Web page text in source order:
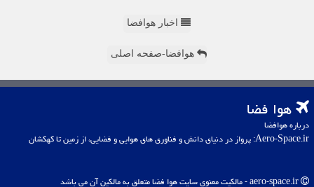
اخبار هوافضا
هوافضا-صفحه اصلی
هوا فضا
درباره هوافضا
Aero-Space.ir: پرواز در دنیای دانش و فناوری های هوایی و فضایی، از زمین تا کهکشان